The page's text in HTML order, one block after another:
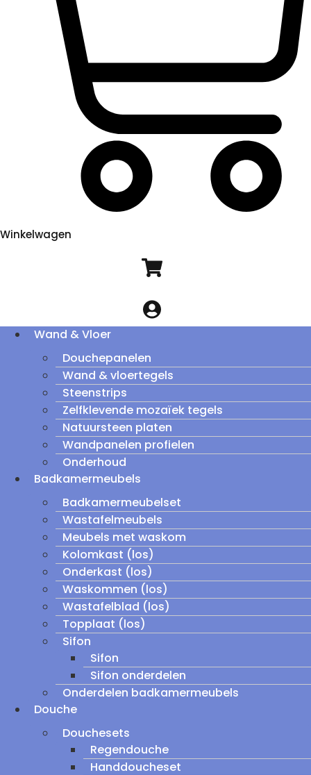
Winkelwagen
Wand & Vloer
Douchepanelen
Wand & vloertegels
Steenstrips
Zelfklevende mozaïek tegels
Natuursteen platen
Wandpanelen profielen
Onderhoud
Badkamermeubels
Badkamermeubelset
Wastafelmeubels
Meubels met waskom
Kolomkast (los)
Onderkast (los)
Waskommen (los)
Wastafelblad (los)
Topplaat (los)
Sifon
Sifon
Sifon onderdelen
Onderdelen badkamermeubels
Douche
Douchesets
Regendouche
Handdoucheset